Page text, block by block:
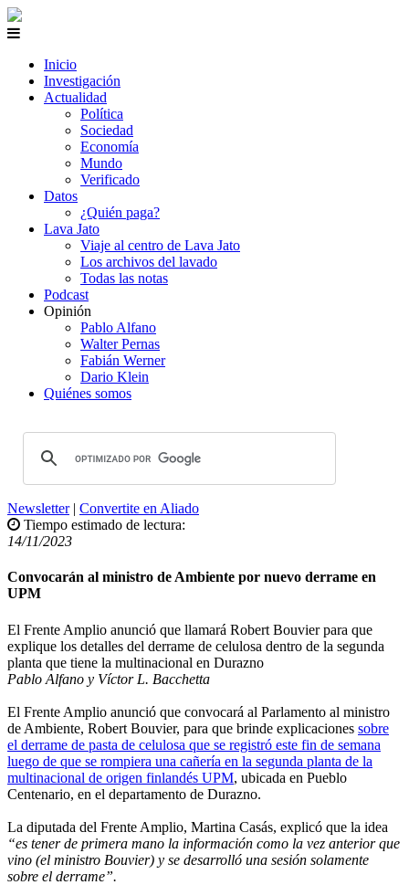
Inicio
Investigación
Actualidad
Política
Sociedad
Economía
Mundo
Verificado
Datos
¿Quién paga?
Lava Jato
Viaje al centro de Lava Jato
Los archivos del lavado
Todas las notas
Podcast
Opinión
Pablo Alfano
Walter Pernas
Fabián Werner
Dario Klein
Quiénes somos
Newsletter| Convertite en Aliado
Tiempo estimado de lectura:
14/11/2023
Convocarán al ministro de Ambiente por nuevo derrame en
UPM
El Frente Amplio anunció que llamará Robert Bouvier para que
explique los detalles del derrame de celulosa dentro de la segunda
planta que tiene la multinacional en Durazno
Pablo Alfano y Víctor L. Bacchetta
El Frente Amplio anunció que convocará al Parlamento al ministro
de Ambiente, Robert Bouvier, para que brinde explicaciones sobre
el derrame de pasta de celulosa que se registró este fin de semana
luego de que se rompiera una cañería en la segunda planta de la
multinacional de origen finlandés UPM, ubicada en Pueblo
Centenario, en el departamento de Durazno.
La diputada del Frente Amplio, Martina Casás, explicó que la idea
“es tener de primera mano la información como la vez anterior que
vino (el ministro Bouvier) y se desarrolló una sesión solamente
sobre el derrame”.